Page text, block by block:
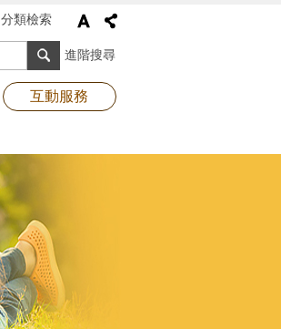
分類檢索
進階搜尋
互動服務